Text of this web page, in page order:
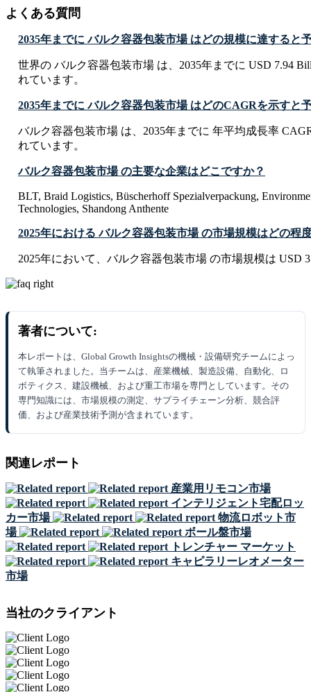
よくある質問
2035年までに バルク容器包装市場 はどの規模に達すると
世界の バルク容器包装市場 は、2035年までに USD 7.94
れています。
2035年までに バルク容器包装市場 はどのCAGRを示すと
バルク容器包装市場 は、2035年までに 年平均成長率
れています。
バルク容器包装市場 の主要な企業はどこですか？
BLT, Braid Logistics, Büscherhoff Spezialverpackung,
Technologies, Shandong Anthente
2025年における バルク容器包装市場 の市場規模はどの程
2025年において、バルク容器包装市場 の市場規模は USD
著者について:
本レポートは、Global Growth Insightsの機械・設備研究チームによっ
て執筆されました。当チームは、産業機械、製造設備、自動化、ロ
ボティクス、建設機械、および重工市場を専門としています。その
専門知識には、市場規模の測定、サプライチェーン分析、競合評
価、および産業技術予測が含まれています。
関連レポート
産業用リモコン市場
インテリジェント宅配ロッ
カー市場
物流ロボット市
場
ボール盤市場
トレンチャー マーケット
キャピラリーレオメーター
市場
当社のクライアント